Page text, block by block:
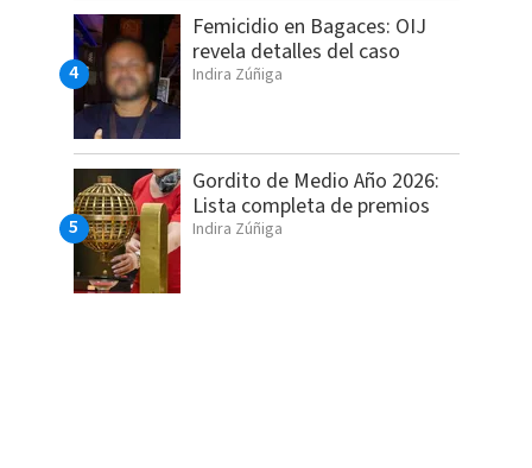
Femicidio en Bagaces: OIJ
revela detalles del caso
Indira Zúñiga
Gordito de Medio Año 2026:
Lista completa de premios
Indira Zúñiga